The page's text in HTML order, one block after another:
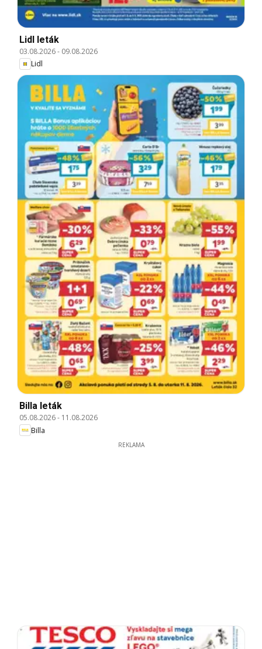
Lidl leták
03.08.2026- 09.08.2026
Lidl
Billa leták
05.08.2026- 11.08.2026
Billa
REKLAMA